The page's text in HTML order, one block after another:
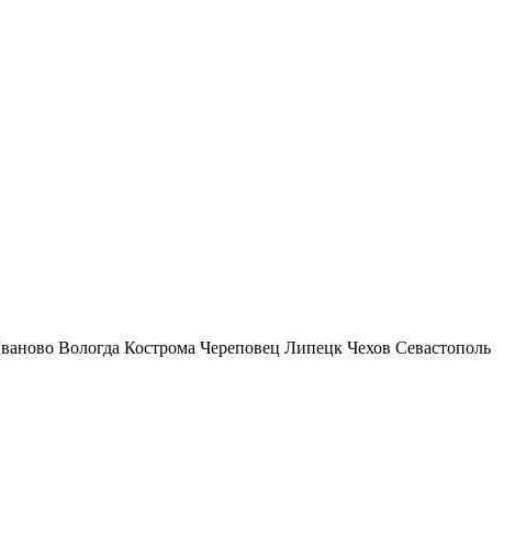
Вологда Кострома Череповец Липецк Чехов Севастополь